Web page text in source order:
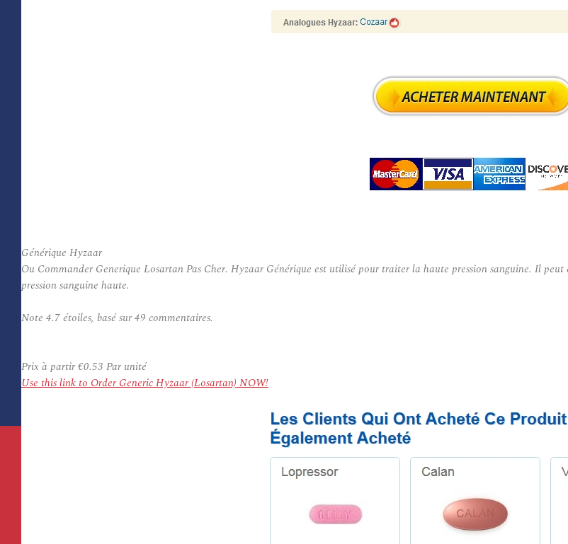
Générique Hyzaar
Ou Commander Generique Losartan Pas Cher. Hyzaar Générique est utilisé pour traiter la haute pression sanguine. Il
pression sanguine haute.
Note 4.7étoiles, basé sur49 commentaires.
Prix à partir€0.53 Par unité
Use this link to Order Generic Hyzaar (Losartan) NOW!